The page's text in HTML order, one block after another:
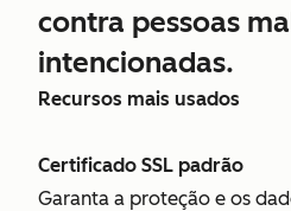
contra pessoas
intencionadas.
Recursos mais usados
Certificado SSL padrão
Garanta a proteção e os